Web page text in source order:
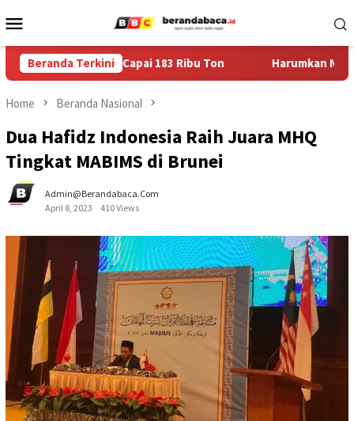
to
Menu
Beranda Terkini
110 Persen, Capai 183 Ribu Ton Harumkan Nama
Home Beranda Nasional
Dua Hafidz Indonesia Raih Juara MHQ
Tingkat MABIMS di Brunei
Admin@berandabaca.com
April 8, 2023
410 Views